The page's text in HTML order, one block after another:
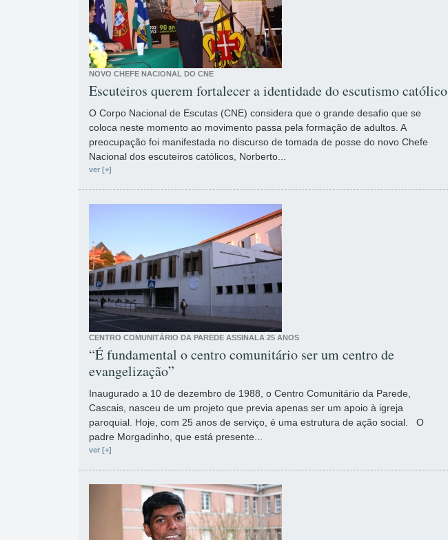
NOVO CHEFE NACIONAL DO CNE
Escuteiros querem fortalecer a identidade do escutismo católico
O Corpo Nacional de Escutas (CNE) considera que o grande desafio que se
coloca neste momento ao movimento passa pela formação de adultos. A
preocupação foi manifestada no discurso de tomada de posse do novo Chefe
Nacional dos escuteiros católicos, Norberto...
ver [+]
CENTRO COMUNITÁRIO DA PAREDE ASSINALA 25 ANOS
“É fundamental o centro comunitário ser um centro de
evangelização”
Inaugurado a 10 de dezembro de 1988, o Centro Comunitário da Parede,
Cascais, nasceu de um projeto que previa apenas ser um apoio à igreja
paroquial. Hoje, com 25 anos de serviço, é uma estrutura de ação social. O
padre Morgadinho, que está presente...
ver [+]